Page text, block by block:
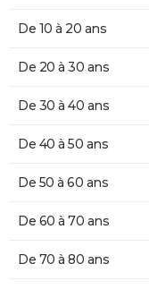
De 10 à 20 ans
De 20 à 30 ans
De 30 à 40 ans
De 40 à 50 ans
De 50 à 60 ans
De 60 à 70 ans
De 70 à 80 ans